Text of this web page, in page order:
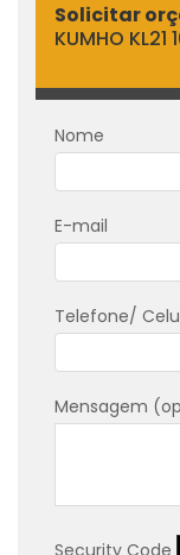
Solicitar
KUMHO KL21
Nome
E-mail
Telefone/
Mensagem
Security Code